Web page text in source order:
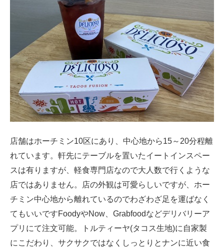
店舗はホーチミン10区にあり、中心地から15～20分程離
れています。軒先にテーブルを置いたイートインスペー
スは有りますが、軽食専門店なので大人数で行くような
店ではありません。店の外観は可愛らしいですが、ホー
チミン中心地から離れているのでわざわざ足を運ばなく
てもいいですFoodyやNow、Grabfoodなどデリバリーア
プリにて注文可能。トルティーヤ(タコス生地)に自家製
にこだわり、サクサクではなくしっとりとナンに近い食